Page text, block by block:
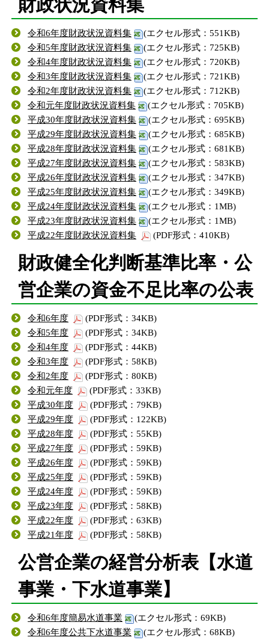
財政状況資料集
令和6年度財政状況資料集
(エクセル形式：551KB)
令和5年度財政状況資料集
(エクセル形式：725KB)
令和4年度財政状況資料集
(エクセル形式：720KB)
令和3年度財政状況資料集
(エクセル形式：721KB)
令和2年度財政状況資料集
(エクセル形式：712KB)
令和元年度財政状況資料集
(エクセル形式：705KB)
平成30年度財政状況資料集
(エクセル形式：695KB)
平成29年度財政状況資料集
(エクセル形式：685KB)
平成28年度財政状況資料集
(エクセル形式：681KB)
平成27年度財政状況資料集
(エクセル形式：583KB)
平成26年度財政状況資料集
(エクセル形式：347KB)
平成25年度財政状況資料集
(エクセル形式：349KB)
平成24年度財政状況資料集
(エクセル形式：1MB)
平成23年度財政状況資料集
(エクセル形式：1MB)
平成22年度財政状況資料集
(PDF形式：410KB)
財政健全化判断基準比率・公
営企業の資金不足比率の公表
令和6年度
(PDF形式：34KB)
令和5年度
(PDF形式：34KB)
令和4年度
(PDF形式：44KB)
令和3年度
(PDF形式：58KB)
令和2年度
(PDF形式：80KB)
令和元年度
(PDF形式：33KB)
平成30年度
(PDF形式：79KB)
平成29年度
(PDF形式：122KB)
平成28年度
(PDF形式：55KB)
平成27年度
(PDF形式：59KB)
平成26年度
(PDF形式：59KB)
平成25年度
(PDF形式：59KB)
平成24年度
(PDF形式：59KB)
平成23年度
(PDF形式：58KB)
平成22年度
(PDF形式：63KB)
平成21年度
(PDF形式：58KB)
公営企業の経営分析表【水道
事業・下水道事業】
令和6年度簡易水道事業
(エクセル形式：69KB)
令和6年度公共下水道事業
(エクセル形式：68KB)